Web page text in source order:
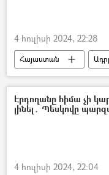
4 հուլիսի 2024, 22:28
Հայաստան
գերի
Ռուբեն Վարդանյան
Էրդողանը հիմա չի
լինել․ Պեսկովը
4 հուլիսի 2024, 22:04